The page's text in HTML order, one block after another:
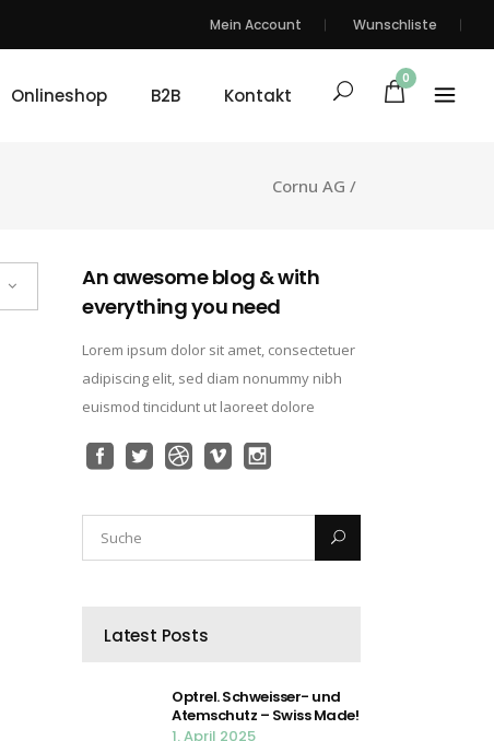
Mein Account Wunschliste
Onlineshop B2B Kontakt
0
Cornu AG /
An awesome blog & with
everything you need
Lorem ipsum dolor sit amet, consectetuer
adipiscing elit, sed diam nonummy nibh
euismod tincidunt ut laoreet dolore
Latest Posts
Optrel. Schweisser- und
Atemschutz – Swiss Made!
1. April 2025